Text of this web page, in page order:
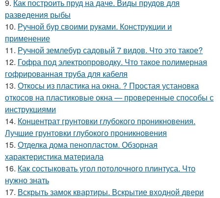
9. Как построить пруд на даче. Виды прудов для
разведения рыбы
10. Ручной бур своими руками. Конструкции и
применение
11. Ручной землебур садовый 7 видов. Что это такое?
12. Гофра под электропроводку. Что такое полимерная
гофрированная труба для кабеля
13. Откосы из пластика на окна. ? Простая установка
откосов на пластиковые окна — проверенные способы с
инструкциями
14. Концентрат грунтовки глубокого проникновения.
Лучшие грунтовки глубокого проникновения
15. Отделка дома пенопластом. Обзорная
характеристика материала
16. Как состыковать угол потолочного плинтуса. Что
нужно знать
17. Вскрыть замок квартиры. Вскрытие входной двери